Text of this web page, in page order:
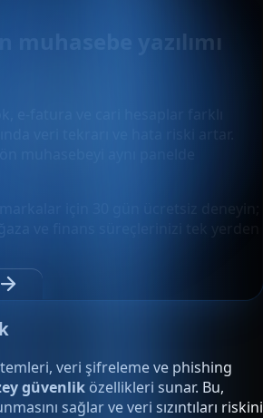
muhasebe yazılımı
e-fatura ve cari hesaplar farklı
veri tekrarı ve hata riski artar.
muhasebeyi aynı panelde
için 30 gün ücretsiz deneyin;
ve finans süreçlerinizi tek yerden
veri şifreleme ve phishing
güvenlik özellikleri sunar. Bu,
sağlar ve veri sızıntıları riskini